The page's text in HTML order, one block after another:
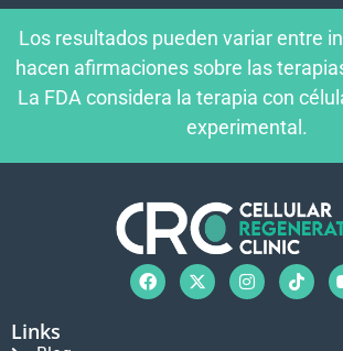
Los resultados pueden variar entre
hacen afirmaciones sobre las
La FDA considera la terapia con
experimental.
Links